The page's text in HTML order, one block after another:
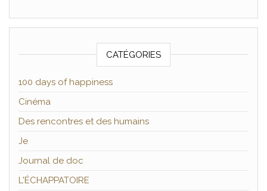
CATÉGORIES
100 days of happiness
Cinéma
Des rencontres et des humains
Je
Journal de doc
L'ÉCHAPPATOIRE